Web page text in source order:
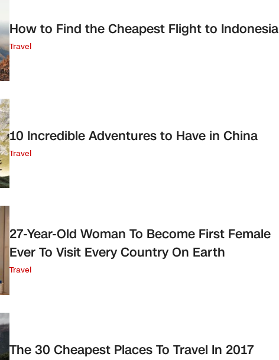
How to Find the Cheapest Flight to Indonesia
Travel
10 Incredible Adventures to Have in China
Travel
27-Year-Old Woman To Become First Female
Ever To Visit Every Country On Earth
Travel
The 30 Cheapest Places To Travel In 2017